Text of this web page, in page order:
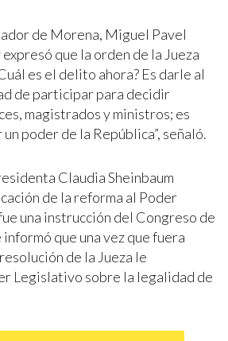
de Morena, Miguel Pavel
que la orden de la Jueza
es el delito ahora? Es darle al
de participar para decidir
magistrados y ministros; es
poder de la República”, señaló.
Claudia Sheinbaum
de la reforma al Poder
una instrucción del Congreso de
que una vez que fuera
de la Jueza le
Legislativo sobre la legalidad de